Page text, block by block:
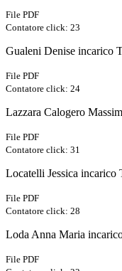
File PDF
Contatore click: 23
Gualeni Denise incarico
File PDF
Contatore click: 24
Lazzara Calogero
File PDF
Contatore click: 31
Locatelli Jessica
File PDF
Contatore click: 28
Loda Anna Maria
File PDF